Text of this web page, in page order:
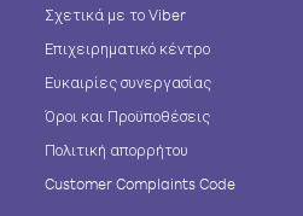
Σχετικά με το Viber
Επιχειρηματικό κέντρο
Ευκαιρίες συνεργασίας
Όροι και Προϋποθέσεις
Πολιτική απορρήτου
Customer Complaints Code